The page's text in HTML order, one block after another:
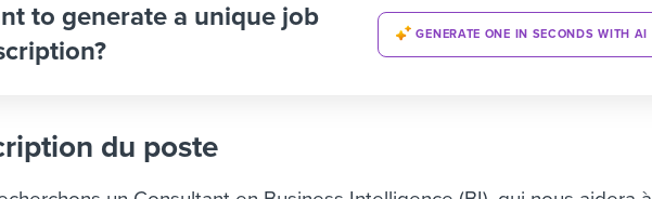
to generate a unique job
GENERATE ONE IN SECONDS WITH AI
du poste